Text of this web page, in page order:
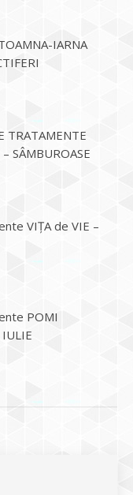
IARNA
TRATAMENTE
SÂMBUROASE
VIȚA de VIE –
POMI
IULIE